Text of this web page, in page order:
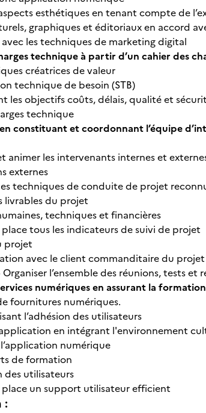
esthétiques en tenant compte de
graphiques et éditoriaux en accord
avec les techniques de marketing digital
technique à partir d’un cahier des
créatrices de valeur
technique de besoin (STB)
les objectifs coûts, délais, qualité et
technique
constituant et coordonnant l’équipe
animer les intervenants internes et
externes
techniques de conduite de projet
livrables du projet
techniques et financières
tous les indicateurs de suivi de projet
projet
avec le client commanditaire du
l’ensemble des réunions, tests
numériques en assurant la
fournitures numériques.
l’adhésion des utilisateurs
en intégrant l'environnement
numérique
de formation
des utilisateurs
un support utilisateur efficient
: